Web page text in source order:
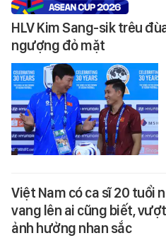
HLV Kim Sang-sik trêu
ngượng đỏ mặt
Việt Nam có ca sĩ 20 tuổi
vang lên ai cũng biết,
ảnh hưởng nhan sắc